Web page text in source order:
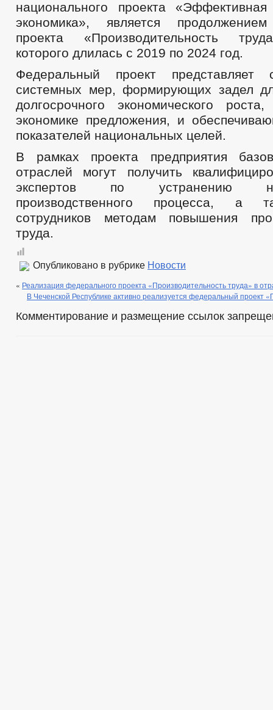
национального проекта
экономика», является продолжением
проекта «Производительность
которого длилась с 2019 по 2024 год.
Федеральный проект представляет
системных мер, формирующих задел
долгосрочного экономического
экономике предложения, и
показателей национальных целей.
В рамках проекта предприятия
отраслей могут получить
экспертов по устранению
производственного процесса, а
сотрудников методам повышения
труда.
Опубликовано в рубрике Новости
« Реализация федерального проекта «Производительность труда» в
В Чеченской Республике активно реализуется федеральный проект
Комментирование и размещение ссылок